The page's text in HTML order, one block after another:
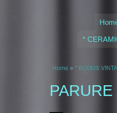
*
Home » * BIJOUX